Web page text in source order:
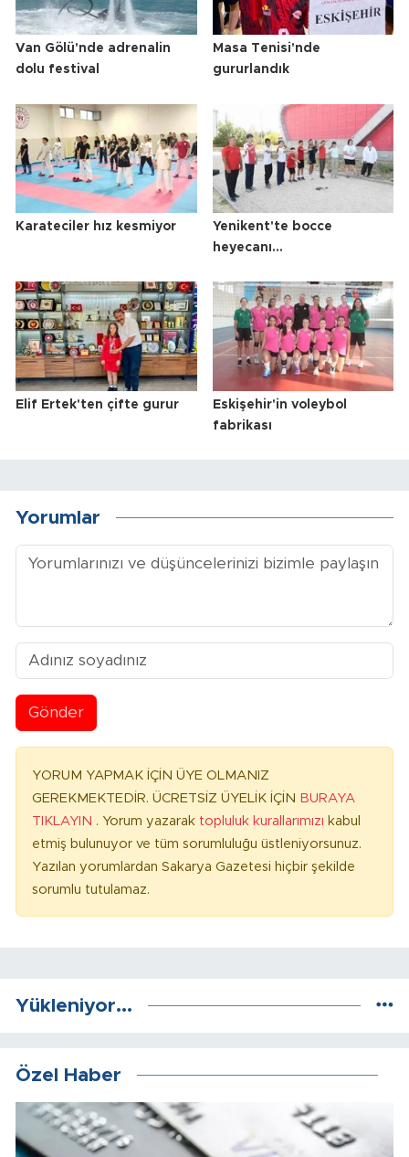
Van Gölü'nde adrenalin
dolu festival
Masa Tenisi'nde
gururlandık
Karateciler hız kesmiyor
Yenikent'te bocce
heyecanı...
Elif Ertek'ten çifte gurur
Eskişehir'in voleybol
fabrikası
Yorumlar
Gönder
YORUM YAPMAK İÇİN ÜYE OLMANIZ
GEREKMEKTEDİR. ÜCRETSİZ ÜYELİK İÇİN BURAYA
TIKLAYIN . Yorum yazarak topluluk kurallarımızı kabul
etmiş bulunuyor ve tüm sorumluluğu üstleniyorsunuz.
Yazılan yorumlardan Sakarya Gazetesi hiçbir şekilde
sorumlu tutulamaz.
Yükleniyor...
Özel Haber